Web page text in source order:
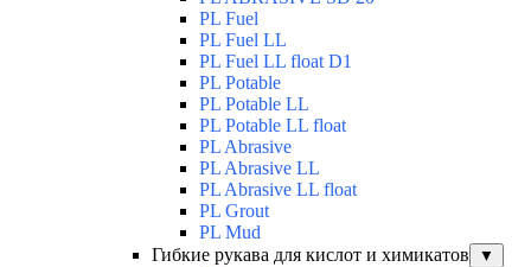
PL Fuel
PL Fuel LL
PL Fuel LL float D1
PL Potable
PL Potable LL
PL Potable LL float
PL Abrasive
PL Abrasive LL
PL Abrasive LL float
PL Grout
PL Mud
Гибкие рукава для кислот и химикатов
▼